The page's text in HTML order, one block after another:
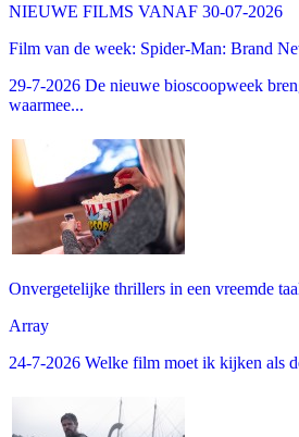
NIEUWE FILMS VANAF 30-07-2026
Film van de week: Spider-Man: Brand
29-7-2026 De nieuwe bioscoopweek
waarmee...
Onvergetelijke thrillers in een vreemde
Array
24-7-2026 Welke film moet ik kijken als